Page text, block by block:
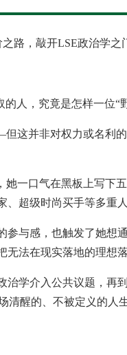
路，敲开LSE政治学之
人，究竟是怎样一位“
并非对权力或名利的
一口气在黑板上写下
超级时尚买手等多重
与感，也触发了她想
法在现实落地的理想
学介入公共议题，再到
清醒的、不被定义的人